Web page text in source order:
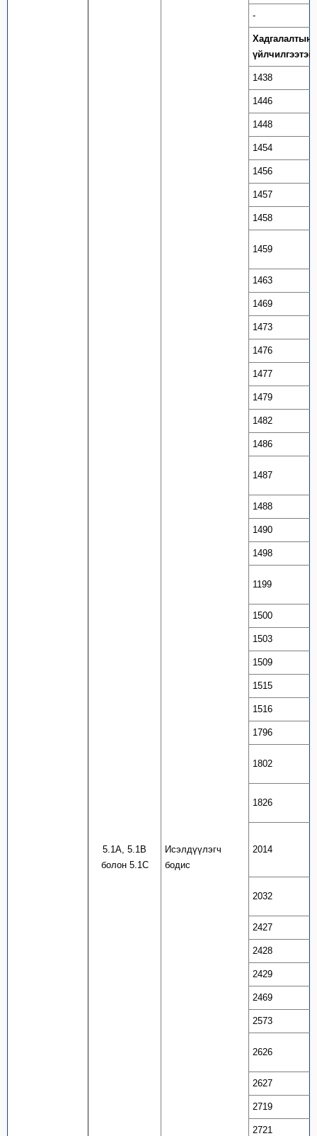
5.1А, 5.1В
болон 5.1С
Исэлдүүлэгч
бодис
-
Хадгалалтын
1438
1446
1448
1454
1456
1457
1458
1459
1463
1469
1473
1476
1477
1479
1482
1486
1487
1488
1490
1498
1199
1500
1503
1509
1515
1516
1796
1802
1826
2014
2032
2427
2428
2429
2469
2573
2626
2627
2719
2721